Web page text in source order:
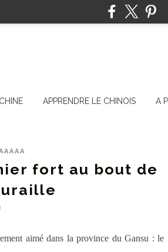
APPRENDRE LE CHINOIS A
fort au bout de
aimé dans la province du Gansu : le